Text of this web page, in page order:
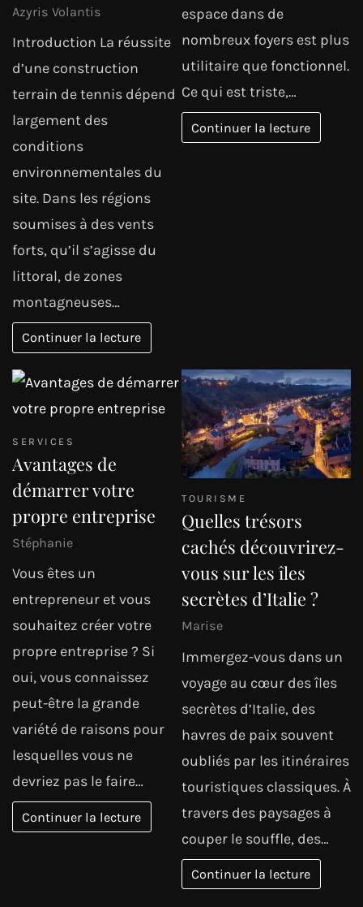
Azyris Volantis
Introduction La réussite
d’une construction
terrain de tennis dépend
largement des
conditions
environnementales du
site. Dans les régions
soumises à des vents
forts, qu’il s’agisse du
littoral, de zones
montagneuses…
Continuer la lecture
espace dans de
nombreux foyers est plus
utilitaire que fonctionnel.
Ce qui est triste,…
Continuer la lecture
SERVICES
Avantages de
démarrer votre
propre entreprise
Stéphanie
Vous êtes un
entrepreneur et vous
souhaitez créer votre
propre entreprise ? Si
oui, vous connaissez
peut-être la grande
variété de raisons pour
lesquelles vous ne
devriez pas le faire…
Continuer la lecture
TOURISME
Quelles trésors
cachés découvrirez-
vous sur les îles
secrètes d’Italie ?
Marise
Immergez-vous dans un
voyage au cœur des îles
secrètes d’Italie, des
havres de paix souvent
oubliés par les itinéraires
touristiques classiques. À
travers des paysages à
couper le souffle, des…
Continuer la lecture